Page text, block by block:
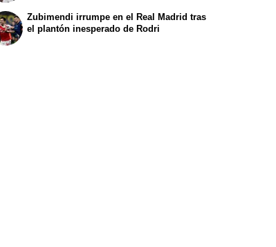
Zubimendi irrumpe en el Real Madrid tras
el plantón inesperado de Rodri